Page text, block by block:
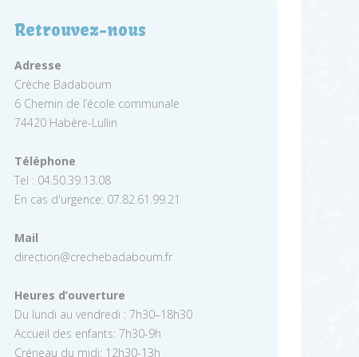
Retrouvez-nous
Adresse
Crèche Badaboum
6 Chemin de l’école communale
74420 Habère-Lullin
Téléphone
Tel : 04.50.39.13.08
En cas d'urgence: 07.82.61.99.21
Mail
direction@crechebadaboum.fr
Heures d’ouverture
Du lundi au vendredi : 7h30–18h30
Accueil des enfants: 7h30-9h
Créneau du midi: 12h30-13h